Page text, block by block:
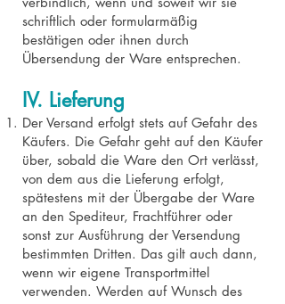
schriftlich oder formularmäßig
bestätigen oder ihnen durch
Übersendung der Ware entsprechen.
IV. Lieferung
Der Versand erfolgt stets auf Gefahr des
Käufers. Die Gefahr geht auf den Käufer
über, sobald die Ware den Ort verlässt,
von dem aus die Lieferung erfolgt,
spätestens mit der Übergabe der Ware
an den Spediteur, Frachtführer oder
sonst zur Ausführung der Versendung
bestimmten Dritten. Das gilt auch dann,
wenn wir eigene Transportmittel
verwenden. Werden auf Wunsch des